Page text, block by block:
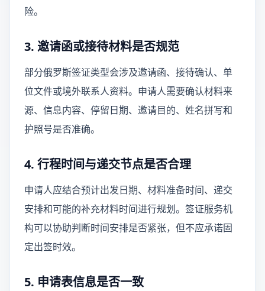
险。
3. 邀请函或接待材料是否规范
部分俄罗斯签证类型会涉及邀请函、接待确认、单
位文件或境外联系人资料。申请人需要确认材料来
源、信息内容、停留日期、邀请目的、姓名拼写和
护照号是否准确。
4. 行程时间与递交节点是否合理
申请人应结合预计出发日期、材料准备时间、递交
安排和可能的补充材料时间进行规划。签证服务机
构可以协助判断时间安排是否紧张，但不应承诺固
定出签时效。
5. 申请表信息是否一致